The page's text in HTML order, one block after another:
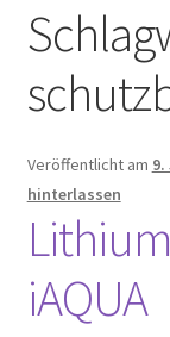
Vorsicht
Über FunShop
Impressum
Zum Onlineshop
Veröffentlicht am 9.
hinterlassen
iAQUA